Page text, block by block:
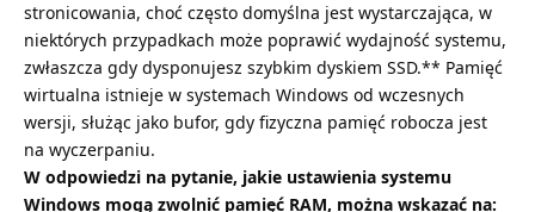
stronicowania, choć często domyślna jest wystarczająca, w
niektórych przypadkach może poprawić wydajność systemu,
zwłaszcza gdy dysponujesz szybkim dyskiem SSD.** Pamięć
wirtualna istnieje w systemach Windows od wczesnych
wersji, służąc jako bufor, gdy fizyczna pamięć robocza jest
na wyczerpaniu.
W odpowiedzi na pytanie, jakie ustawienia systemu
Windows mogą zwolnić pamięć RAM, można wskazać na: